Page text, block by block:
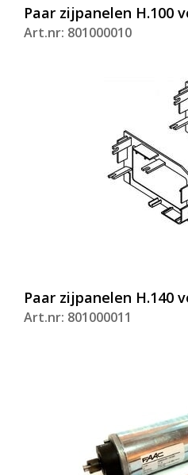
Paar zijpanelen H.100
Art.nr: 801000010
Paar zijpanelen H.140
Art.nr: 801000011